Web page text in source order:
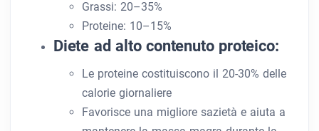
Grassi: 20–35%
Proteine: 10–15%
Diete ad alto contenuto proteico:
Le proteine ​​costituiscono il 20-30% delle
calorie giornaliere
Favorisce una migliore sazietà e aiuta a